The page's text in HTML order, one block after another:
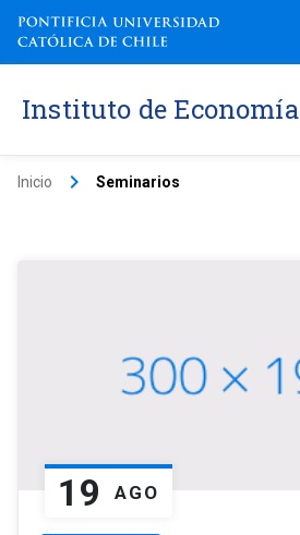
Instituto de Economía
Inicio keyboard_arrow_right Seminarios
19 AGO